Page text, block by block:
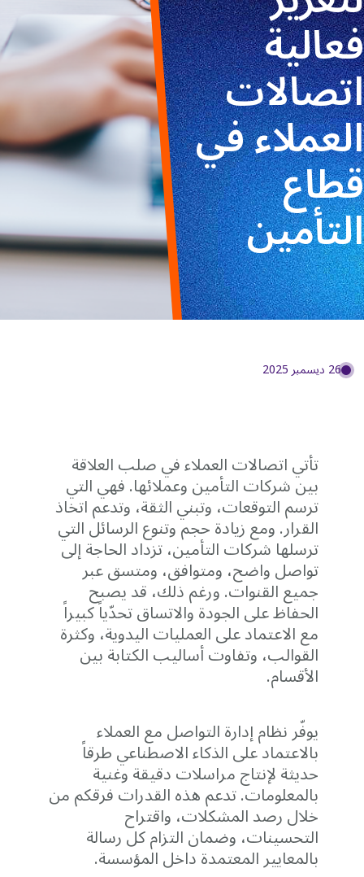
فعالية
اتصالات
العملاء في
قطاع
التأمين
26 ديسمبر 2025
تأتي اتصالات العملاء في صلب العلاقة
بين شركات التأمين وعملائها. فهي التي
ترسم التوقعات، وتبني الثقة، وتدعم اتخاذ
القرار. ومع زيادة حجم وتنوع الرسائل التي
ترسلها شركات التأمين، تزداد الحاجة إلى
تواصل واضح، ومتوافق، ومتسق عبر
جميع القنوات. ورغم ذلك، قد يصبح
الحفاظ على الجودة والاتساق تحدّياً كبيراً
مع الاعتماد على العمليات اليدوية، وكثرة
القوالب، وتفاوت أساليب الكتابة بين
الأقسام.
يوفّر نظام إدارة التواصل مع العملاء
بالاعتماد على الذكاء الاصطناعي طرقاً
حديثة لإنتاج مراسلات دقيقة وغنية
بالمعلومات. تدعم هذه القدرات فرقكم من
خلال رصد المشكلات، واقتراح
التحسينات، وضمان التزام كل رسالة
بالمعايير المعتمدة داخل المؤسسة.